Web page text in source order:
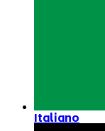
Italiano